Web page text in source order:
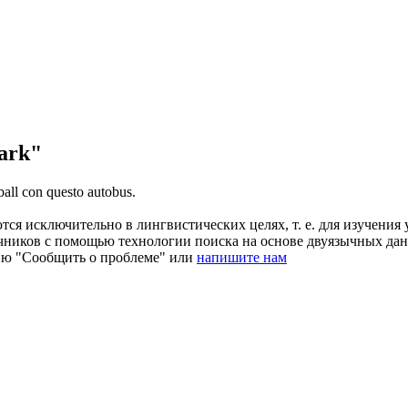
con questo autobus.
исключительно в лингвистических целях, т. е. для
с помощью технологии поиска на основе двуязычных
"Сообщить о проблеме" или напишите нам